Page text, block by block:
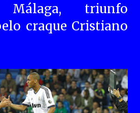
triunfo
craque ​Cristiano